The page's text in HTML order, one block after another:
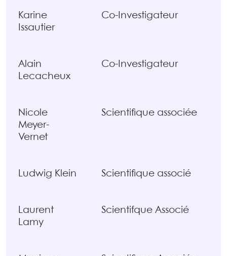
Karine
Issautier
Co-Investigateur
Alain
Lecacheux
Co-Investigateur
Nicole
Meyer-
Vernet
Scientifique associée
Ludwig Klein Scientifique associé
Laurent
Lamy
Scientifque Associé